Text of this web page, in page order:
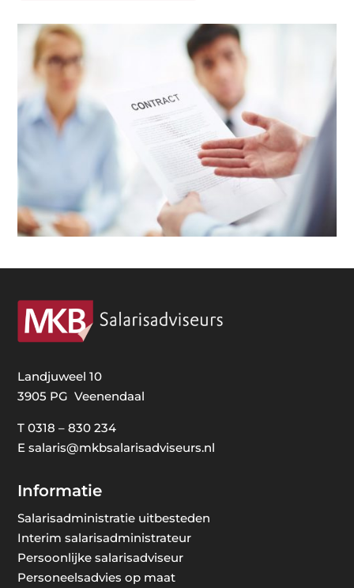
Landjuweel 10
3905 PG Veenendaal
T0318 – 830 234
Esalaris@mkbsalarisadviseurs.nl
Informatie
Salarisadministratie uitbesteden
Interim salarisadministrateur
Persoonlijke salarisadviseur
Personeelsadvies op maat